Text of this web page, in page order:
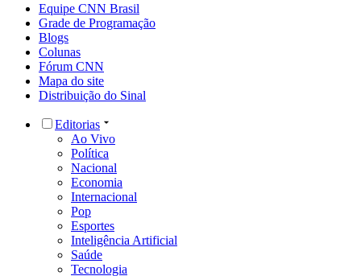
Equipe CNN Brasil
Grade de Programação
Blogs
Colunas
Fórum CNN
Mapa do site
Distribuição do Sinal
Editorias
Ao Vivo
Política
Nacional
Economia
Internacional
Pop
Esportes
Inteligência Artificial
Saúde
Tecnologia